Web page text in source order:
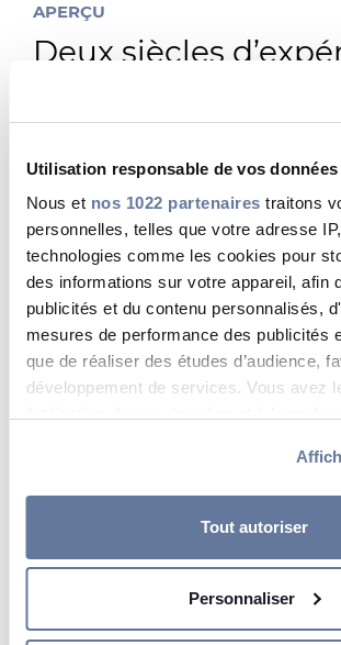
Utilisation responsable de vos données
Nous et nos 1022 partenaires traitons
personnelles, telles que votre adresse
technologies comme les cookies pour
des informations sur votre appareil, afin
publicités et du contenu personnalisés,
mesures de performance des publicités
que de réaliser des études d’audience,
développement de services. Vous avez
consultant la Déclaration relative aux
cliquant sur l'icône de confidentialité.
géographique qui peuvent être
mètres près
Tout autoriser
Personnaliser
APERÇU
Deux siècles
Prysmian Group fort de 140 ans
cumulée, a une longue histoire
permanence pour répondre aux
clients.
L’histoire de notre entreprise
du secteur du câble, marquée
majeures, ancrant notre
précurseur et de pionnier de